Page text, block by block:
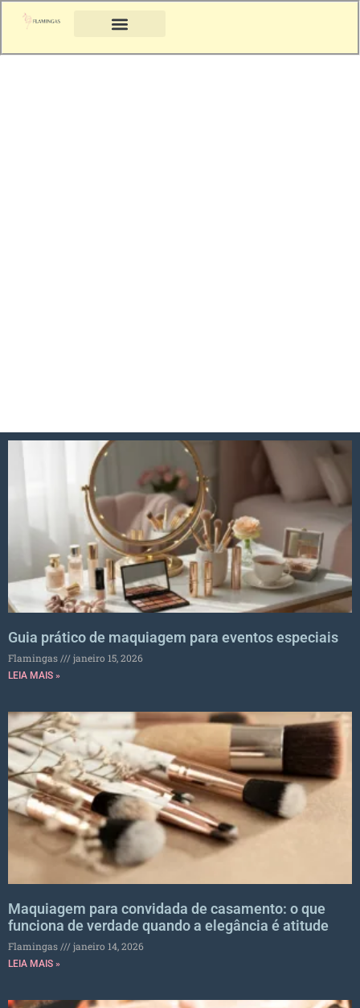
Guia prático de maquiagem para eventos especiais
Flamingas janeiro 15, 2026
LEIA MAIS »
Maquiagem para convidada de casamento: o que
funciona de verdade quando a elegância é atitude
Flamingas janeiro 14, 2026
LEIA MAIS »